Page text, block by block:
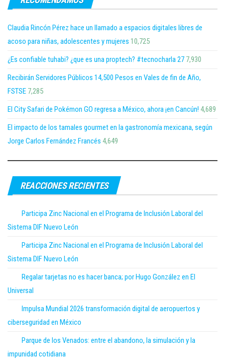
Claudia Rincón Pérez hace un llamado a espacios digitales libres de
acoso para niñas, adolescentes y mujeres 10,725
¿Es confiable tuhabi? ¿que es una proptech? #tecnocharla 27 7,930
Recibirán Servidores Públicos 14,500 Pesos en Vales de fin de Año,
FSTSE 7,285
El City Safari de Pokémon GO regresa a México, ahora ¡en Cancún! 4,689
El impacto de los tamales gourmet en la gastronomía mexicana, según
Jorge Carlos Fernández Francés 4,649
REACCIONES RECIENTES
Participa Zinc Nacional en el Programa de Inclusión Laboral del
Sistema DIF Nuevo León
Participa Zinc Nacional en el Programa de Inclusión Laboral del
Sistema DIF Nuevo León
Regalar tarjetas no es hacer banca; por Hugo González en El
Universal
Impulsa Mundial 2026 transformación digital de aeropuertos y
ciberseguridad en México
Parque de los Venados: entre el abandono, la simulación y la
impunidad cotidiana